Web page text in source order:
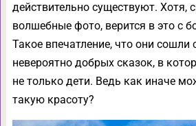
действительно существуют. Хотя,
волшебные фото, верится в это с
Такое впечатление, что они сошли
невероятно добрых сказок, в
не только дети. Ведь как иначе
такую красоту?